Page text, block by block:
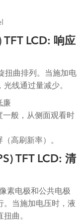
LCD: 响应
扭曲排列。当施加电
线通过量减少。
廉
一般，从侧面观看时
高刷新率）。
TFT LCD: 清
素电极和公共电极
。当施加电压时，液
曲。